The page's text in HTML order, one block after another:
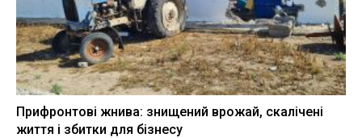
Прифронтові жнива: знищений врожай, скалічені
життя і збитки для бізнесу